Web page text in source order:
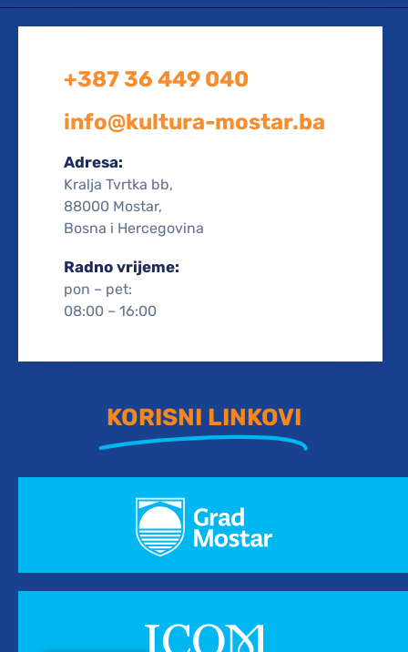
+387 36 449 040
info@kultura-mostar.ba
Adresa:
Kralja Tvrtka bb,
88000 Mostar,
Bosna i Hercegovina
Radno vrijeme:
pon – pet:
08:00 – 16:00
KORISNI LINKOVI